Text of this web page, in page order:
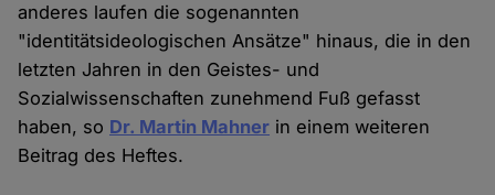
anderes laufen die sogenannten
"identitätsideologischen Ansätze" hinaus, die in den
letzten Jahren in den Geistes- und
Sozialwissenschaften zunehmend Fuß gefasst
haben, so Dr. Martin Mahner in einem weiteren
Beitrag des Heftes.